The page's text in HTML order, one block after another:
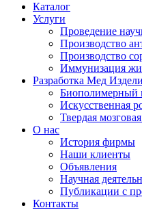
Каталог
Услуги
Проведение
Производство
Производство
Иммунизация
Разработка Мед
Биополимерный
Искусственная
Твердая
О нас
История фирмы
Наши клиенты
Объявления
Научная
Публикации с
Контакты